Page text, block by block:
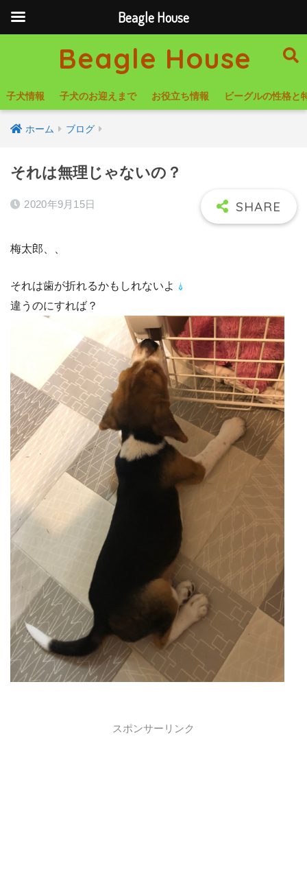
Beagle House
子犬情報 子犬のお迎えまで お役立ち情報 ビーグルの性格と
ホーム ブログ
それは無理じゃないの？
2020年9月15日
梅太郎、、
それは歯が折れるかもしれないよ
違うのにすれば？
スポンサーリンク
Beagle House